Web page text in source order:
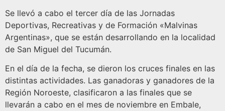
Se llevó a cabo el tercer día de las Jornadas
Deportivas, Recreativas y de Formación «Malvinas
Argentinas», que se están desarrollando en la localidad
de San Miguel del Tucumán.
En el día de la fecha, se dieron los cruces finales en las
distintas actividades. Las ganadoras y ganadores de la
Región Noroeste, clasificaron a las finales que se
llevarán a cabo en el mes de noviembre en Embale,